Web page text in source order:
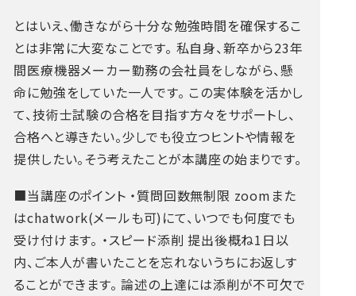
とはいえ、働きながら十分な勉強時間を確保するこ
とは非常に大変なことです。 私自身、新卒から23年
間医療機器メーカー勤務の会社員をしながら、懸
命に勉強をしていた一人です。 この実体験を活かし
て、技術士試験の合格を目指す方々をサポートし、
合格へと導きたい。少しでも役立つヒントや情報を
提供したい。そう考えたことが本講座の始まりです。
■当講座のポイント ・質問回数無制限 zoomまた
はchatwork(メールも可)にて、いつでも何度でも
受け付けます。 ・スピード添削 提出後概ね1日以
内、ご本人が書いたことを忘れないうちにお返しす
ることができます。 論述の上達には添削が不可欠で